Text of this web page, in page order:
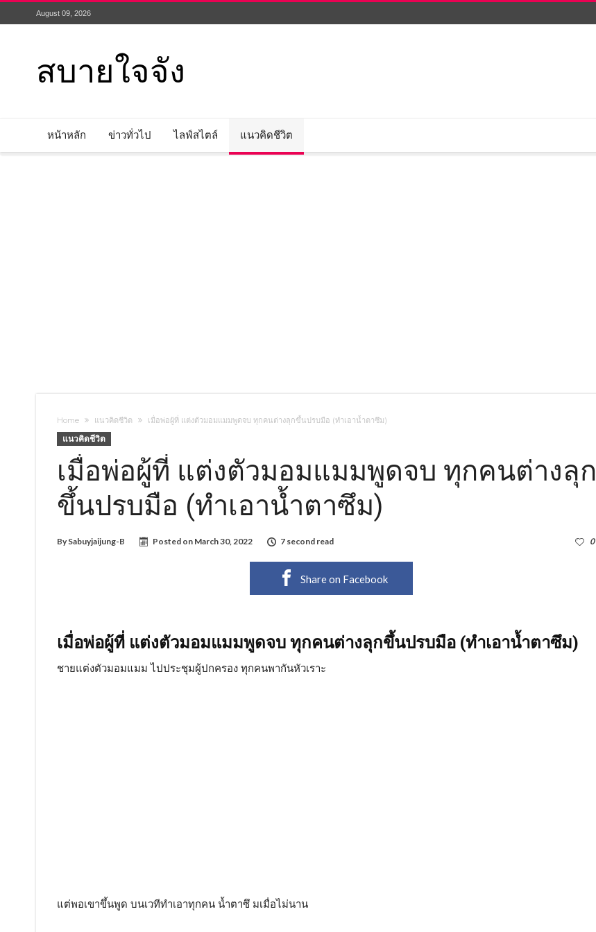
August 09, 2026
สบายใจจัง
หน้าหลัก ข่าวทั่วไป ไลฟ์สไตล์ แนวคิดชีวิต
Home แนวคิดชีวิต เมื่อพ่อผู้ที่ แต่งตัวมอมแมมพูดจบ ทุกคนต่างลุกขึ้นปรบมือ (ทำเอาน้ำตาซึม)
แนวคิดชีวิต
เมื่อพ่อผู้ที่ แต่งตัวมอมแมมพูดจบ ทุกคนต่างลุก
ขึ้นปรบมือ (ทำเอาน้ำตาซึม)
By Sabuyjaijung-B Posted on March 30, 2022 7 second read 0
Share on Facebook
เมื่อพ่อผู้ที่ แต่งตัวมอมแมมพูดจบ ทุกคนต่างลุกขึ้นปรบมือ (ทำเอาน้ำตาซึม)
ชายแต่งตัวมอมแมม ไปประชุมผู้ปกครอง ทุกคนพากันหัวเราะ
แต่พอเขาขึ้นพูด บนเวทีทำเอาทุกคน น้ำตาซึ มเมื่อไม่นาน